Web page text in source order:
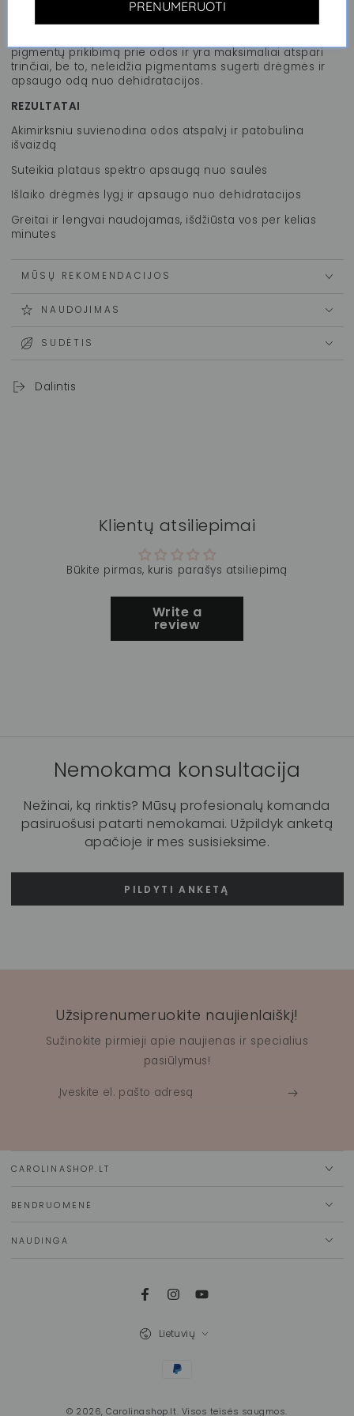
prisitaikančiais, aukštos raiškos (HD) pikselių tikslumo
pigmentais, todėl puikiai atspindi šviesą ir suteikia itin
pigmentų prikibimą prie odos ir yra maksimaliai atspari
trinčiai, be to, neleidžia pigmentams sugerti drėgmės ir
apsaugo odą nuo dehidratacijos.
REZULTATAI
Akimirksniu suvienodina odos atspalvį ir patobulina
išvaizdą
Suteikia plataus spektro apsaugą nuo saulės
Išlaiko drėgmės lygį ir apsaugo nuo dehidratacijos
Greitai ir lengvai naudojamas, išdžiūsta vos per kelias
minutes
MŪSŲ REKOMENDACIJOS
NAUDOJIMAS
SUDĖTIS
Dalintis
Klientų atsiliepimai
Būkite pirmas, kuris parašys atsiliepimą
Write a
review
Nemokama konsultacija
Nežinai, ką rinktis? Mūsų profesionalų komanda
pasiruošusi patarti nemokamai. Užpildyk anketą
apačioje ir mes susisieksime.
PILDYTI ANKETĄ
Užsiprenumeruokite naujienlaiškį!
Sužinokite pirmieji apie naujienas ir specialius
pasiūlymus!
Įveskite
CAROLINASHOP.LT
BENDRUOMENĖ
NAUDINGA
FacebookInstagram
Youtube
© 2026,Carolinashop.lt. Visos teisės saugmos.
Lietuvių
PRENUMERUOTI